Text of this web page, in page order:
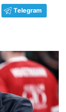
Telegram